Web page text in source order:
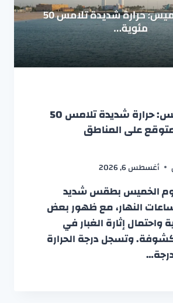
طقس الخميس: حرارة شديدة تلامس 50
على المناطق
أغسطس 6, 2026
اليوم الخميس بطقس شديد
ساعات النهار، مع ظهور بعض
واحتمال إثارة الغبار في
وتسجل درجة الحرارة